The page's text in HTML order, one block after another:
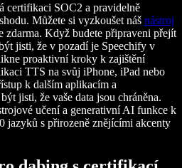
certifikaci SOC2 a pravidelně
Můžete si vyzkoušet náš nástroj
zdarma. Když budete připraveni přejít
jisti, že v pozadí je Speechify v
proaktivní kroky k zajištění
TTS na svůj iPhone, iPad nebo
k dalším aplikacím a
jisti, že vaše data jsou chráněna.
učení a generativní AI funkce k
jazyků s přirozeně znějícími akcenty